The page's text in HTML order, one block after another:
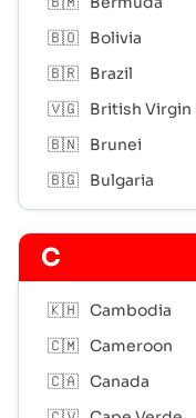
🇧🇴
Bolivia
🇧🇷
Brazil
🇻🇬
British Virgin
🇧🇳
Brunei
🇧🇬
Bulgaria
C
🇰🇭 Cambodia
🇨🇲 Cameroon
🇨🇦 Canada